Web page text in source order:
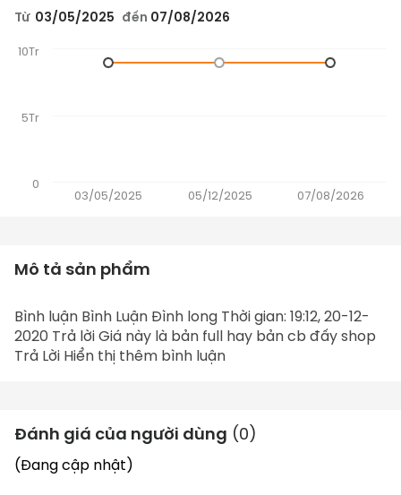
Từ 03/05/2025 đến 07/08/2026
0
5Tr
10Tr
03/05/2025 05/12/2025 07/08/2026
Mô tả sản phẩm
Bình luận Bình Luận Đình long Thời gian: 19:12, 20-12-
2020 Trả lời Giá này là bản full hay bản cb đấy shop
Trả Lời Hiển thị thêm bình luận
Đánh giá của người dùng (0 )
(Đang cập nhật)